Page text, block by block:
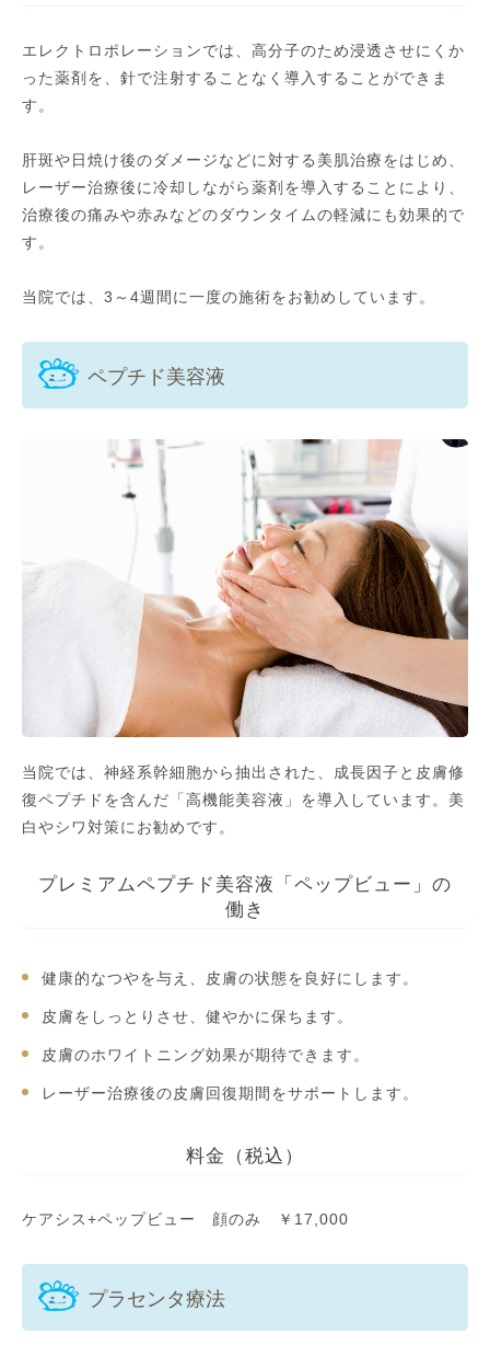
エレクトロポレーションでは、高分子のため浸透させにくか
った薬剤を、針で注射することなく導入することができま
す。
肝斑や日焼け後のダメージなどに対する美肌治療をはじめ、
レーザー治療後に冷却しながら薬剤を導入することにより、
治療後の痛みや赤みなどのダウンタイムの軽減にも効果的で
す。
当院では、3～4週間に一度の施術をお勧めしています。
ペプチド美容液
当院では、神経系幹細胞から抽出された、成長因子と皮膚修
復ペプチドを含んだ「高機能美容液」を導入しています。美
白やシワ対策にお勧めです。
プレミアムペプチド美容液「ペップビュー」の
働き
健康的なつやを与え、皮膚の状態を良好にします。
皮膚をしっとりさせ、健やかに保ちます。
皮膚のホワイトニング効果が期待できます。
レーザー治療後の皮膚回復期間をサポートします。
料金（税込）
ケアシス+ペップビュー 顔のみ ￥17,000
プラセンタ療法